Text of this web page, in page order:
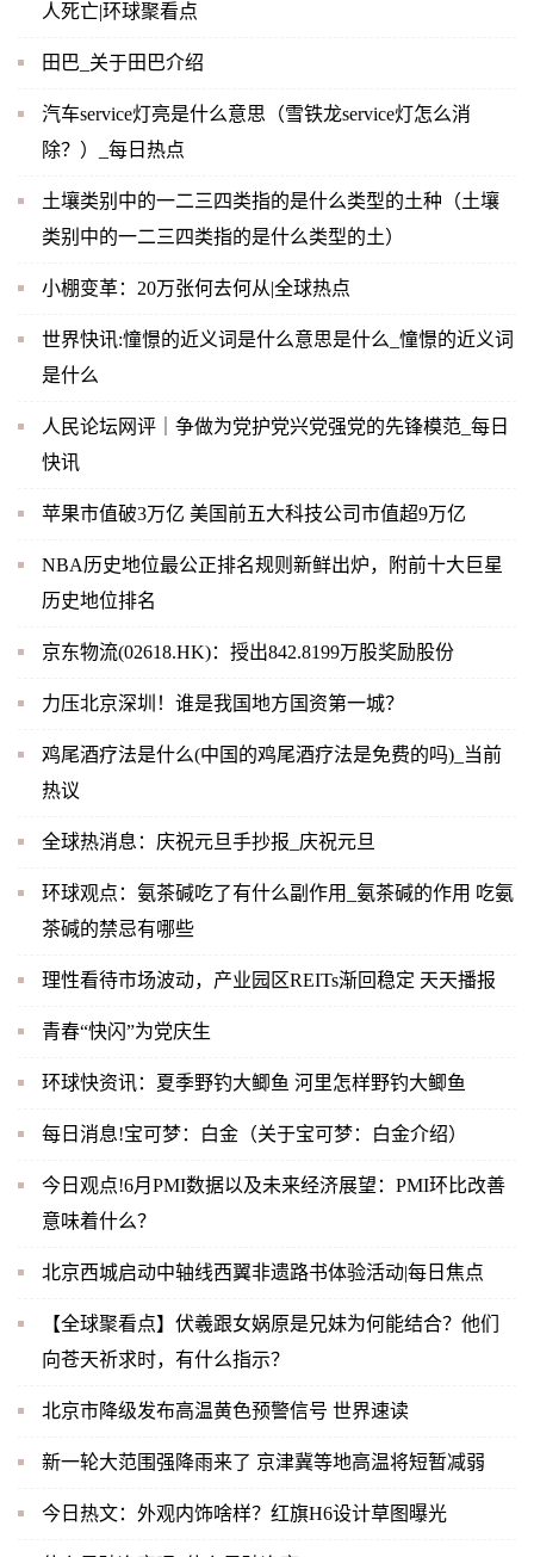
人死亡|环球聚看点
田巴_关于田巴介绍
汽车service灯亮是什么意思（雪铁龙service灯怎么消
除？）_每日热点
土壤类别中的一二三四类指的是什么类型的土种（土壤
类别中的一二三四类指的是什么类型的土）
小棚变革：20万张何去何从|全球热点
世界快讯:憧憬的近义词是什么意思是什么_憧憬的近义词
是什么
人民论坛网评｜争做为党护党兴党强党的先锋模范_每日
快讯
苹果市值破3万亿 美国前五大科技公司市值超9万亿
NBA历史地位最公正排名规则新鲜出炉，附前十大巨星
历史地位排名
京东物流(02618.HK)：授出842.8199万股奖励股份
力压北京深圳！谁是我国地方国资第一城？
鸡尾酒疗法是什么(中国的鸡尾酒疗法是免费的吗)_当前
热议
全球热消息：庆祝元旦手抄报_庆祝元旦
环球观点：氨茶碱吃了有什么副作用_氨茶碱的作用 吃氨
茶碱的禁忌有哪些
理性看待市场波动，产业园区REITs渐回稳定 天天播报
青春“快闪”为党庆生
环球快资讯：夏季野钓大鲫鱼 河里怎样野钓大鲫鱼
每日消息!宝可梦：白金（关于宝可梦：白金介绍）
今日观点!6月PMI数据以及未来经济展望：PMI环比改善
意味着什么？
北京西城启动中轴线西翼非遗路书体验活动|每日焦点
【全球聚看点】伏羲跟女娲原是兄妹为何能结合？他们
向苍天祈求时，有什么指示？
北京市降级发布高温黄色预警信号 世界速读
新一轮大范围强降雨来了 京津冀等地高温将短暂减弱
今日热文：外观内饰啥样？红旗H6设计草图曝光